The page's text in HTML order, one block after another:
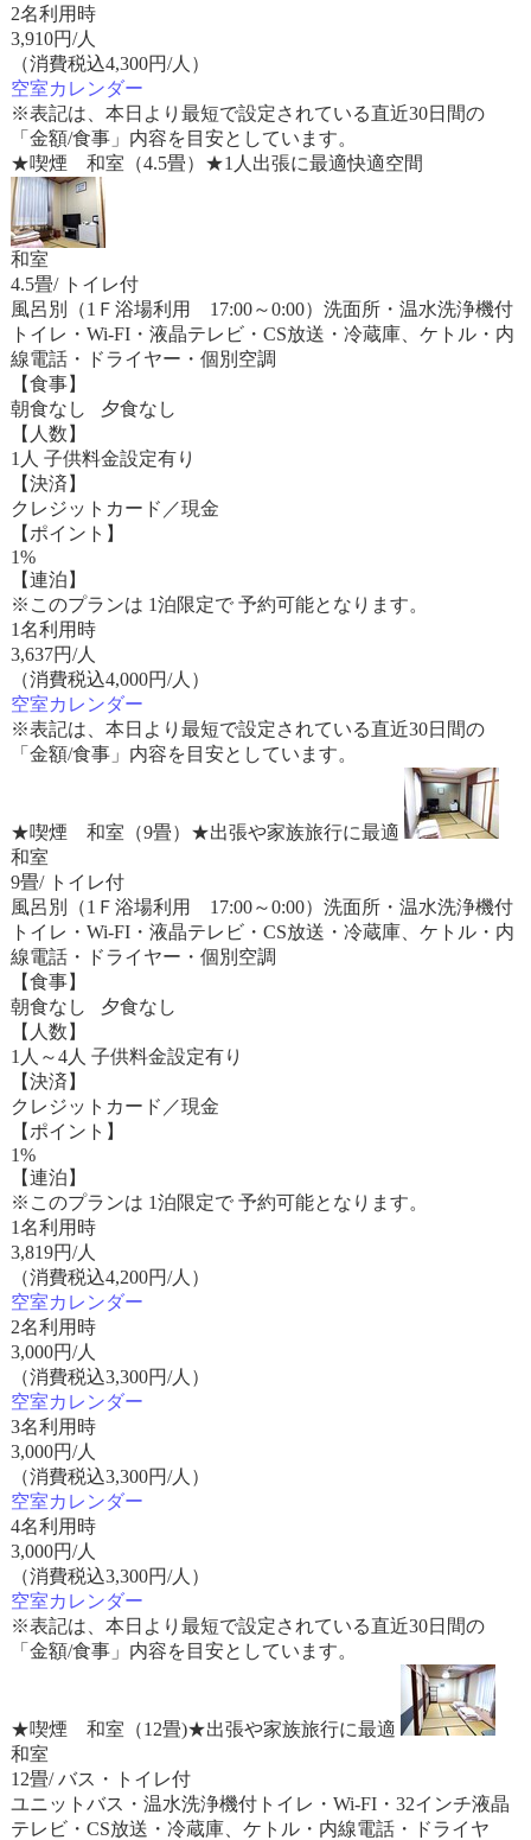
2名利用時
3,910円/人
（消費税込4,300円/人）
空室カレンダー
※表記は、本日より最短で設定されている直近30日間の
「金額/食事」内容を目安としています。
★喫煙 和室（4.5畳）★1人出張に最適快適空間
和室
4.5畳/ トイレ付
風呂別（1Ｆ浴場利用 17:00～0:00）洗面所・温水洗浄機付
トイレ・Wi-FI・液晶テレビ・CS放送・冷蔵庫、ケトル・内
線電話・ドライヤー・個別空調
【食事】
朝食なし 夕食なし
【人数】
1人 子供料金設定有り
【決済】
クレジットカード／現金
【ポイント】
1%
【連泊】
※このプランは 1泊限定で 予約可能となります。
1名利用時
3,637円/人
（消費税込4,000円/人）
空室カレンダー
※表記は、本日より最短で設定されている直近30日間の
「金額/食事」内容を目安としています。
★喫煙 和室（9畳）★出張や家族旅行に最適
和室
9畳/ トイレ付
風呂別（1Ｆ浴場利用 17:00～0:00）洗面所・温水洗浄機付
トイレ・Wi-FI・液晶テレビ・CS放送・冷蔵庫、ケトル・内
線電話・ドライヤー・個別空調
【食事】
朝食なし 夕食なし
【人数】
1人～4人 子供料金設定有り
【決済】
クレジットカード／現金
【ポイント】
1%
【連泊】
※このプランは 1泊限定で 予約可能となります。
1名利用時
3,819円/人
（消費税込4,200円/人）
空室カレンダー
2名利用時
3,000円/人
（消費税込3,300円/人）
空室カレンダー
3名利用時
3,000円/人
（消費税込3,300円/人）
空室カレンダー
4名利用時
3,000円/人
（消費税込3,300円/人）
空室カレンダー
※表記は、本日より最短で設定されている直近30日間の
「金額/食事」内容を目安としています。
★喫煙 和室（12畳)★出張や家族旅行に最適
和室
12畳/ バス・トイレ付
ユニットバス・温水洗浄機付トイレ・Wi-FI・32インチ液晶
テレビ・CS放送・冷蔵庫、ケトル・内線電話・ドライヤ